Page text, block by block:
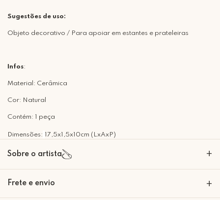
Sugestões de uso:
Objeto decorativo / Para apoiar em estantes e prateleiras
Infos:
Material: Cerâmica
Cor: Natural
Contém: 1 peça
Dimensões: 17,5x1,5x10cm (LxAxP)
Sobre o artista +
Gabriel Dalzotto Leite
Frete e envio +